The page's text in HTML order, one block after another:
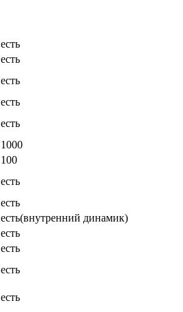
есть
есть
есть
есть
есть
1000
100
есть
есть
есть(внутренний динамик)
есть
есть
есть
есть